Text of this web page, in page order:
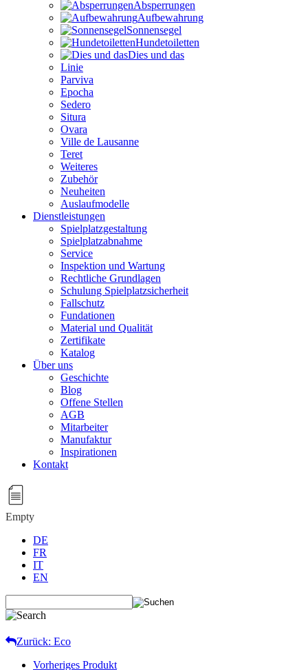
Absperrungen
Aufbewahrung
Sonnensegel
Hundetoiletten
Dies und das
Linie
Parviva
Epocha
Sedero
Situra
Ovara
Ville de Lausanne
Teret
Weiteres
Zubehör
Neuheiten
Auslaufmodelle
Dienstleistungen
Spielplatzgestaltung
Spielplatzabnahme
Service
Inspektion und Wartung
Rechtliche Grundlagen
Schulung Spielplatzsicherheit
Fallschutz
Fundationen
Material und Qualität
Zertifikate
Katalog
Über uns
Geschichte
Blog
Offene Stellen
AGB
Mitarbeiter
Manufaktur
Inspirationen
Kontakt
Empty
DE
FR
IT
EN
Zurück: Eco
Vorheriges Produkt